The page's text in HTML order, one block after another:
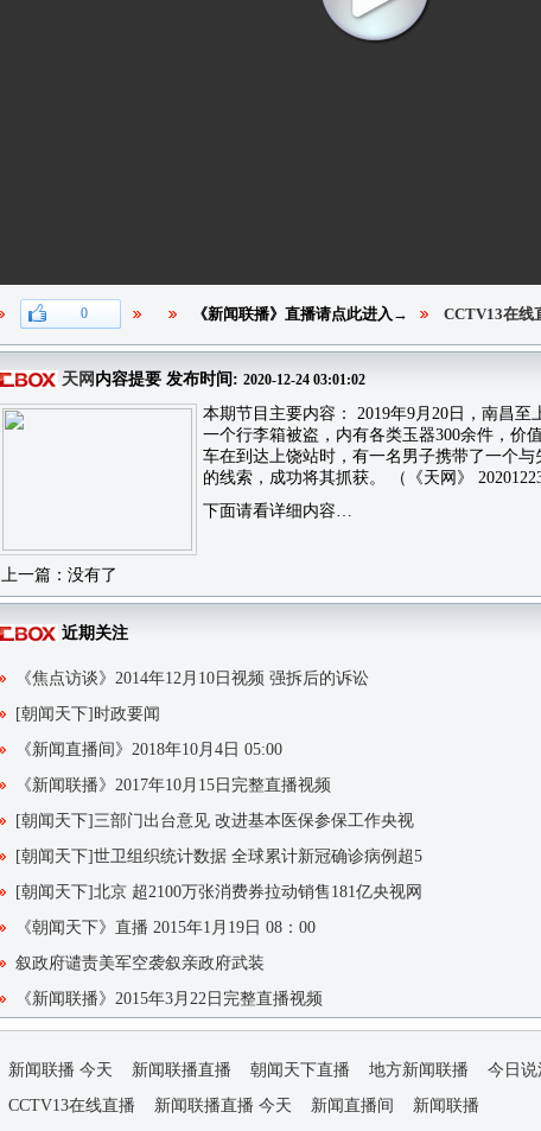
0 《新闻联播》直播请点此进入→ CCTV13在线
天网 内容提要 发布时间: 2020-12-24 03:01:02
本期节目主要内容： 2019年9月20日，南昌
一个行李箱被盗，内有各类玉器300余件，价
车在到达上饶站时，有一名男子携带了一个
的线索，成功将其抓获。 （《天网》
下面请看详细内容…
上一篇：没有了
近期关注
《焦点访谈》2014年12月10日视频 强拆后的诉讼
[朝闻天下]时政要闻
《新闻直播间》2018年10月4日 05:00
《新闻联播》2017年10月15日完整直播视频
[朝闻天下]三部门出台意见 改进基本医保参保工作央视
[朝闻天下]世卫组织统计数据 全球累计新冠确诊病例超5
[朝闻天下]北京 超2100万张消费券拉动销售181亿央视网
《朝闻天下》直播 2015年1月19日 08：00
叙政府谴责美军空袭叙亲政府武装
《新闻联播》2015年3月22日完整直播视频
新闻联播 今天 新闻联播直播 朝闻天下直播 地方新闻联播 今日说
CCTV13在线直播
新闻联播直播 今天 新闻直播间 新闻联播